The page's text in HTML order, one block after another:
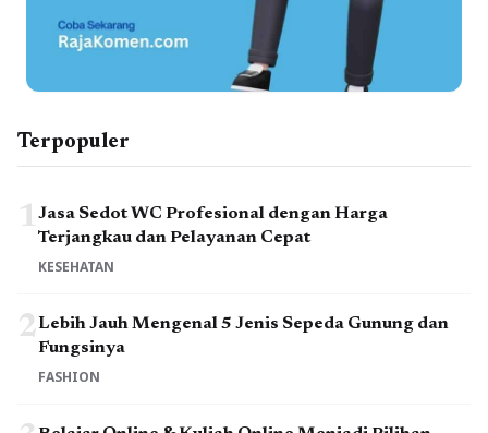
Terpopuler
1Jasa Sedot WC Profesional dengan Harga
Terjangkau dan Pelayanan Cepat
KESEHATAN
2Lebih Jauh Mengenal 5 Jenis Sepeda Gunung dan
Fungsinya
FASHION